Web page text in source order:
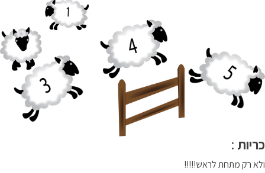
כריות :
ולא רק מתחת לראש!!!!!